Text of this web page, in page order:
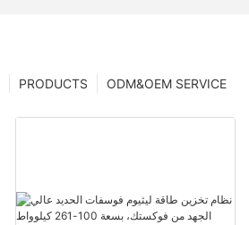
ODM&OEM SERVICE
PRODUCTS